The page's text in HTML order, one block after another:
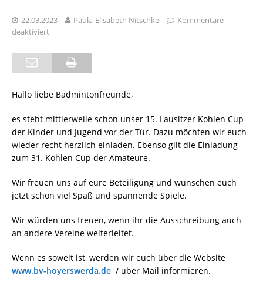
22.03.2023 Paula-Elisabeth Nitschke
Kommentare
deaktiviert
Hallo liebe Badmintonfreunde,
es steht mittlerweile schon unser 15. Lausitzer Kohlen Cup
der Kinder und Jugend vor der Tür. Dazu möchten wir euch
wieder recht herzlich einladen. Ebenso gilt die Einladung
zum 31. Kohlen Cup der Amateure.
Wir freuen uns auf eure Beteiligung und wünschen euch
jetzt schon viel Spaß und spannende Spiele.
Wir würden uns freuen, wenn ihr die Ausschreibung auch
an andere Vereine weiterleitet.
Wenn es soweit ist, werden wir euch über die Website
www.bv-hoyerswerda.de / über Mail informieren.